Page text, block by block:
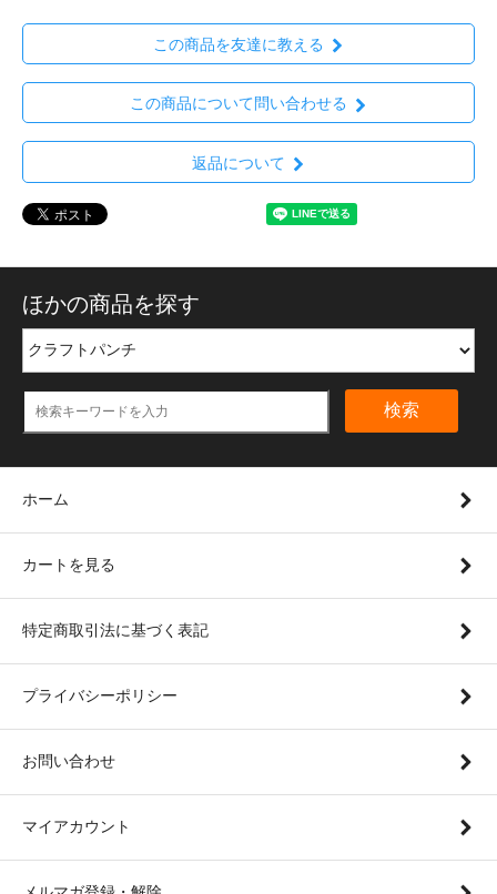
この商品を友達に教える
この商品について問い合わせる
返品について
ほかの商品を探す
検索
ホーム
カートを見る
特定商取引法に基づく表記
プライバシーポリシー
お問い合わせ
マイアカウント